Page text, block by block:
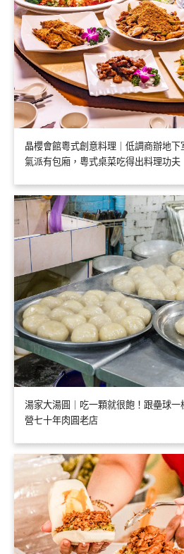
晶櫻會館粵式創意料理｜低調商辦地
氣派有包廂，粵式桌菜吃得出料理功夫
湯家大湯圓｜吃一顆就很飽！跟壘球
營七十年肉圓老店